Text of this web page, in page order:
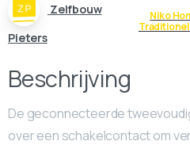
Zelfbouw
Pieters
Niko
Beschrijving
De geconnecteerde
over een schakelcontact om